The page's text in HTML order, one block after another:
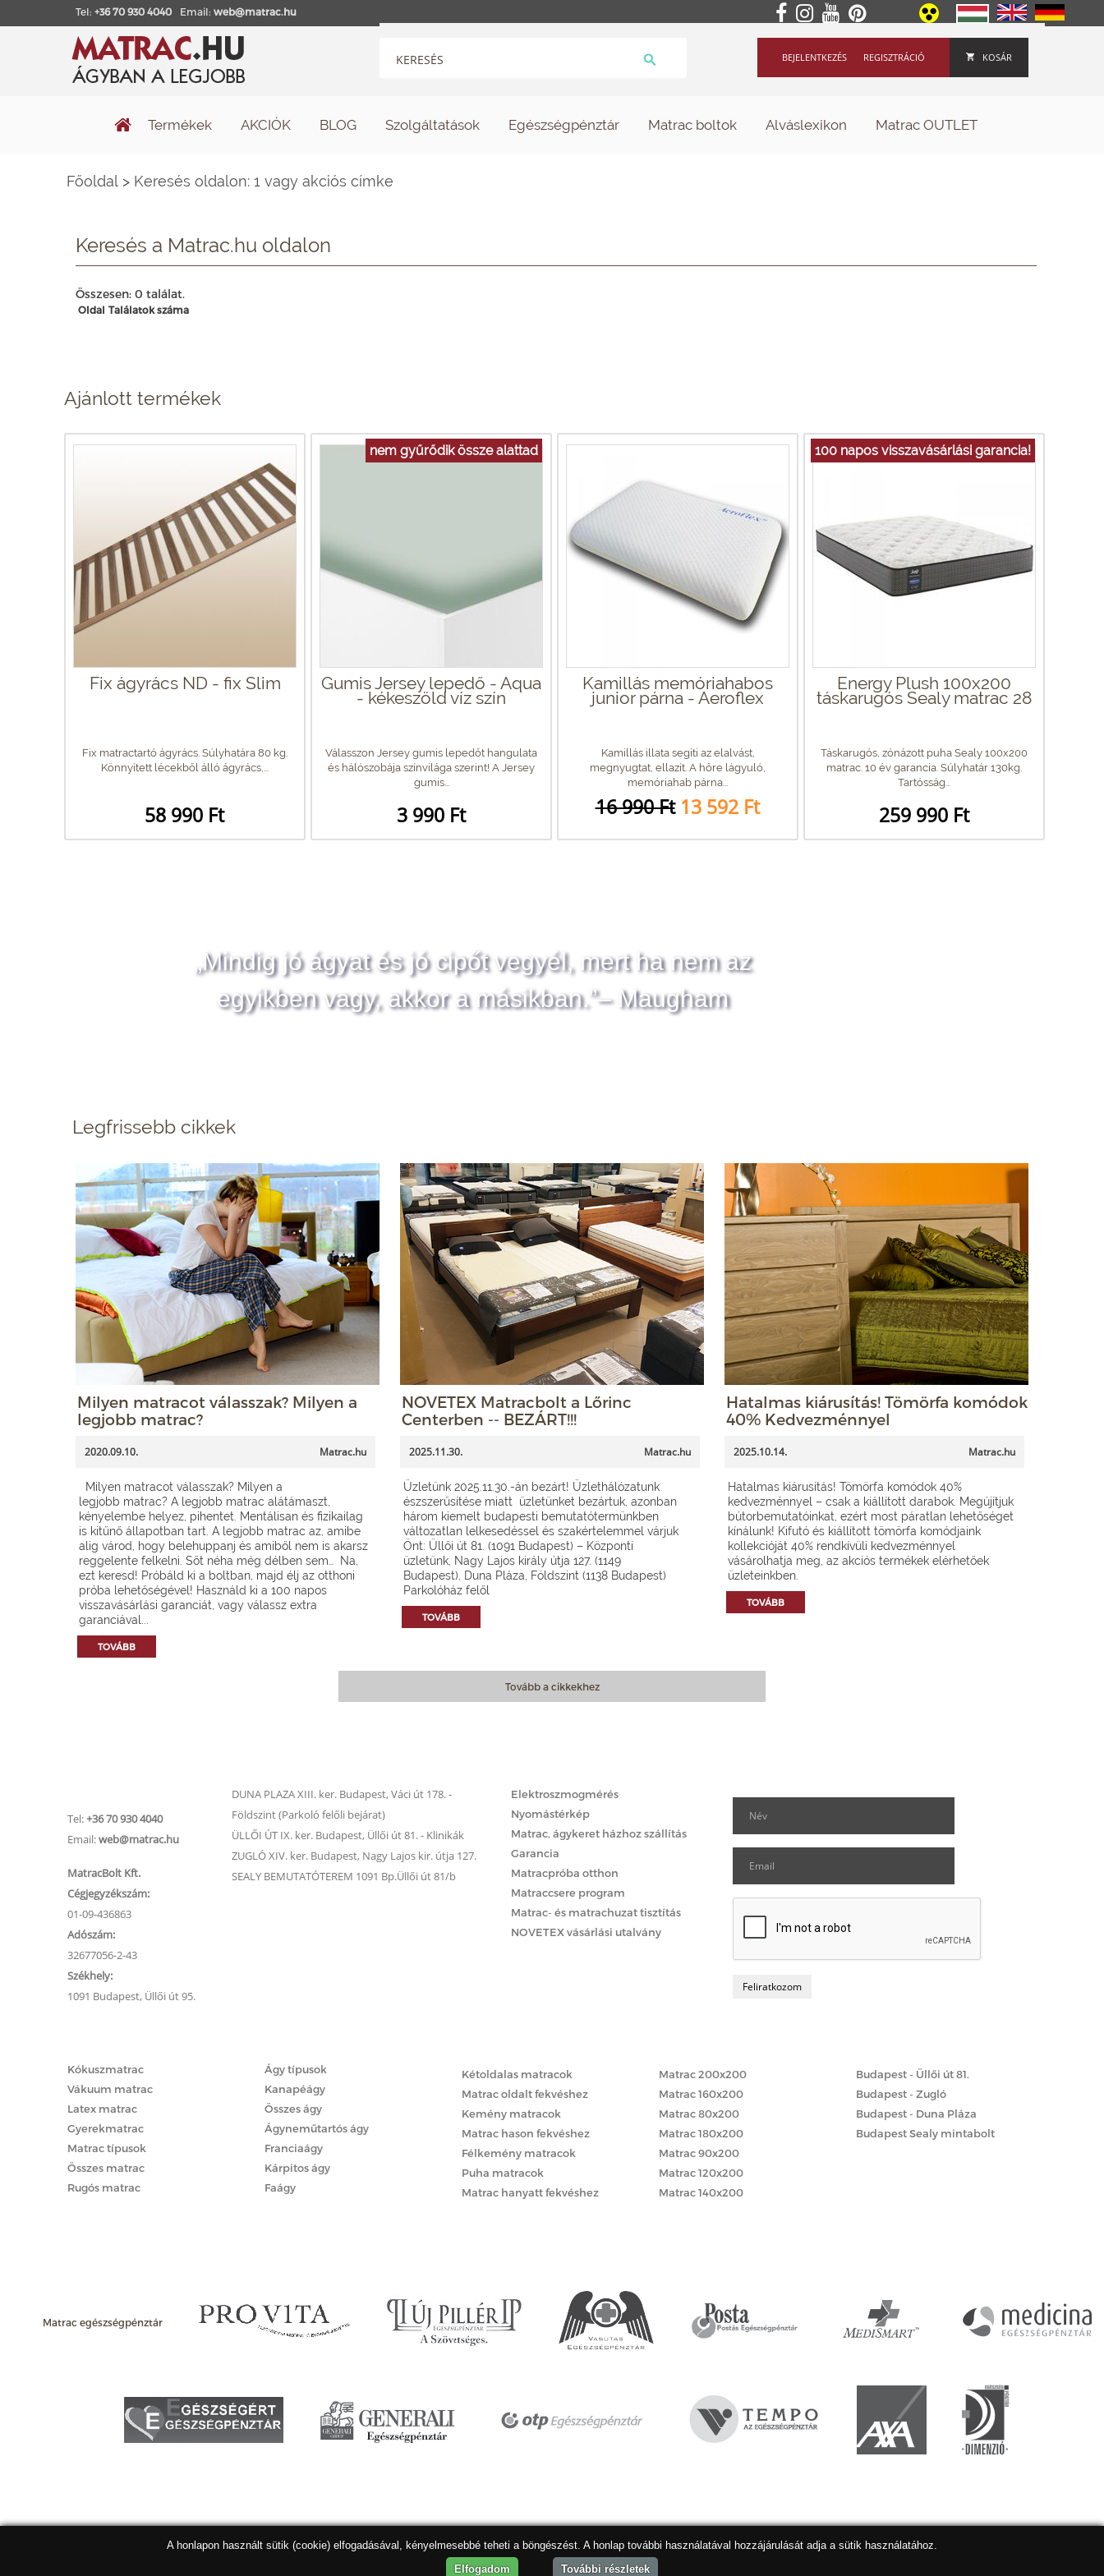
Tel: +36 70 930 4040 Email: web@matrac.hu
KOSÁR
REGISZTRÁCIÓ
BEJELENTKEZÉS
Termékek AKCIÓK BLOG Szolgáltatások Egészségpénztár Matrac boltok Alváslexikon Matrac OUTLET
Főoldal > Keresés oldalon: 1 vagy akciós címke
Keresés a Matrac.hu oldalon
Összesen: 0 találat.
Oldal Találatok száma
Ajánlott termékek
Fix ágyrács ND - fix Slim
Fix matractartó ágyrács. Súlyhatára 80 kg.
Könnyített lécekből álló ágyrács,...
58 990 Ft
nem gyűrődik össze alattad
Gumis Jersey lepedő - Aqua
- kékeszöld víz szín
Válasszon Jersey gumis lepedőt hangulata
és hálószobája színvilága szerint! A Jersey
gumis...
3 990 Ft
Kamillás memóriahabos
junior párna - Aeroflex
Kamillás illata segíti az elalvást,
megnyugtat, ellazít. A hőre lágyuló,
memóriahab párna...
16 990 Ft 13 592 Ft
100 napos visszavásárlási garancia!
Energy Plush 100x200
táskarugós Sealy matrac 28
Táskarugós, zónázott puha Sealy 100x200
matrac. 10 év garancia. Súlyhatár 130kg.
Tartósság...
259 990 Ft
„Mindig jó ágyat és jó cipőt vegyél, mert ha nem az
egyikben vagy, akkor a másikban.”– Maugham
Legfrissebb cikkek
Milyen matracot válasszak? Milyen a
legjobb matrac?
2020.09.10. Matrac.hu
Milyen matracot válasszak? Milyen a
legjobb matrac? A legjobb matrac alátámaszt,
kényelembe helyez, pihentet. Mentálisan és fizikailag
is kitűnő állapotban tart. A legjobb matrac az, amibe
alig várod, hogy belehuppanj és amiből nem is akarsz
reggelente felkelni. Sőt néha még délben sem… Na,
ezt keresd! Próbáld ki a boltban, majd élj az otthoni
próba lehetőségével! Használd ki a 100 napos
visszavásárlási garanciát, vagy válassz extra
garanciával...
TOVÁBB
NOVETEX Matracbolt a Lőrinc
Centerben -- BEZÁRT!!!
2025.11.30. Matrac.hu
Üzletünk 2025.11.30.-án bezárt! Üzlethálózatunk
észszerűsítése miatt üzletünket bezártuk, azonban
három kiemelt budapesti bemutatótermünkben
változatlan lelkesedéssel és szakértelemmel várjuk
Önt: Üllői út 81. (1091 Budapest) – Központi
üzletünk, Nagy Lajos király útja 127. (1149
Budapest), Duna Pláza, Földszint (1138 Budapest)
Parkolóház felől
TOVÁBB
Hatalmas kiárusítás! Tömörfa komódok
40% Kedvezménnyel
2025.10.14. Matrac.hu
Hatalmas kiárusítás! Tömörfa komódok 40%
kedvezménnyel – csak a kiállított darabok. Megújítjuk
bútorbemutatóinkat, ezért most páratlan lehetőséget
kínálunk! Kifutó és kiállított tömörfa komódjaink
kollekcióját 40% rendkívüli kedvezménnyel
vásárolhatja meg, az akciós termékek elérhetőek
üzleteinkben.
TOVÁBB
Tovább a cikkekhez
Tel:+36 70 930 4040
Email:web@matrac.hu
MatracBolt Kft.
Cégjegyzékszám:
01-09-436863
Adószám:
32677056-2-43
Székhely:
1091 Budapest, Üllői út 95.
DUNA PLAZA XIII. ker. Budapest, Váci út 178. -
Földszint (Parkoló felőli bejárat)
ÜLLŐI ÚT IX. ker. Budapest, Üllői út 81. - Klinikák
ZUGLÓ XIV. ker. Budapest, Nagy Lajos kir. útja 127.
SEALY BEMUTATÓTEREM 1091 Bp.Üllői út 81/b
Elektroszmogmérés
Nyomástérkép
Matrac, ágykeret házhoz szállítás
Garancia
Matracpróba otthon
Matraccsere program
Matrac- és matrachuzat tisztítás
NOVETEX vásárlási utalvány
Kókuszmatrac
Vákuum matrac
Latex matrac
Gyerekmatrac
Matrac típusok
Összes matrac
Rugós matrac
Ágy típusok
Kanapéágy
Összes ágy
Ágyneműtartós ágy
Franciaágy
Kárpitos ágy
Faágy
Kétoldalas matracok
Matrac oldalt fekvéshez
Kemény matracok
Matrac hason fekvéshez
Félkemény matracok
Puha matracok
Matrac hanyatt fekvéshez
Matrac 200x200
Matrac 160x200
Matrac 80x200
Matrac 180x200
Matrac 90x200
Matrac 120x200
Matrac 140x200
Budapest - Üllői út 81.
Budapest - Zugló
Budapest - Duna Pláza
Budapest Sealy mintabolt
Matrac egészségpénztár
A honlapon használt sütik (cookie) elfogadásával, kényelmesebbé teheti a böngészést. A honlap további használatával hozzájárulását adja a sütik használatához.
Elfogadom
További részletek